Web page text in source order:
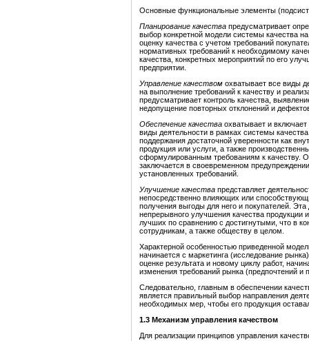
Основные функциональные элементы
Планирование качества предусматривает
выбор конкретной модели системы качества
оценку качества с учетом требований
нормативных требований к необходимому
качества, конкретных мероприятий по его
предприятии.
Управление качеством охватывает все виды
на выполнение требований к качеству и
предусматривает контроль качества,
недопущение повторных отклонений и
Обеспечение качества охватывает и
виды деятельности в рамках системы
поддержания достаточной уверенности как
продукция или услуги, а также
сформулированным требованиям к качеству.
заключается в своевременном
установленных требований.
Улучшение качества представляет
непосредственно влияющих или
получения выгоды для него и покупателей.
непрерывного улучшения качества продукции
лучших по сравнению с достигнутыми, что в
сотрудникам, а также обществу в целом.
Характерной особенностью приведенной
начинается с маркетинга (исследование
оценке результата и новому циклу работ,
изменения требований рынка (предпочтений и
Следовательно, главным в обеспечении
является правильный выбор направления
необходимых мер, чтобы его продукция
1.3 Механизм управления качеством
Для реализации принципов управления